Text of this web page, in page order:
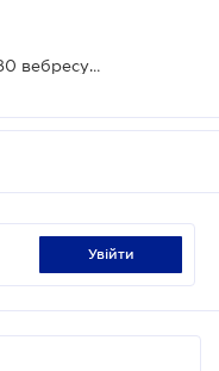
В Україні заблокували доступ до 580 вебресурсів, через які надавався доступ до нелегальних азартних ігор
увійти